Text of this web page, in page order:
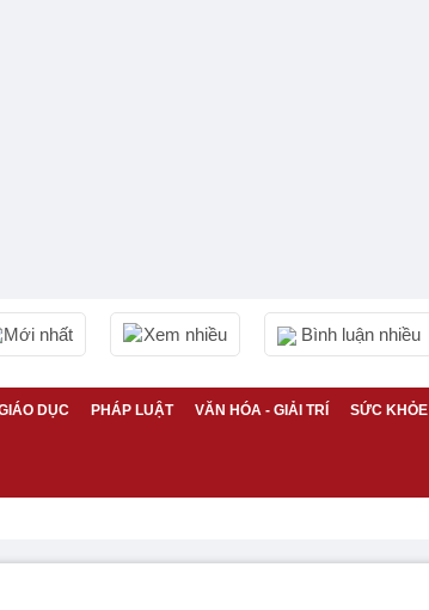
Mới nhất Xem nhiều Bình luận nhiều
DỤC PHÁP LUẬT VĂN HÓA - GIẢI TRÍ SỨC KHỎE